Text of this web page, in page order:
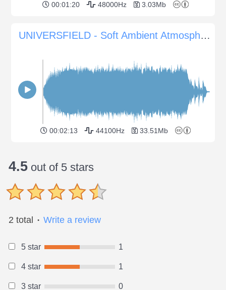
00:01:20 48000Hz 3.03Mb
UNIVERSFIELD - Soft Ambient Atmosphere for Nature Documentaries
00:02:13 44100Hz 33.51Mb
4.5 out of 5 stars
2 total ● Write a review
5 star 1
4 star 1
3 star 0